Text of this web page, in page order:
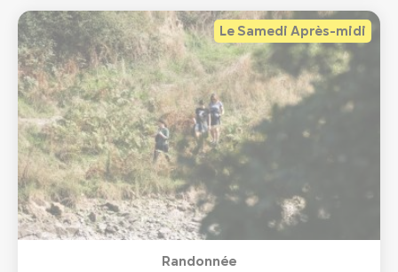
Le Samedi Après-midi
Randonnée